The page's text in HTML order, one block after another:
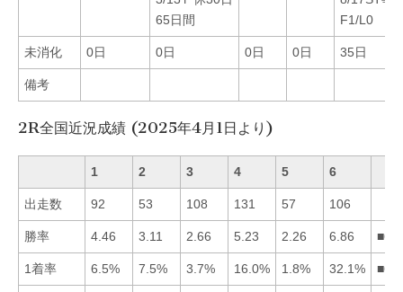
65日間
F1/L0
未消化 0日 0日 0日 0日 35日
備考
2R全国近況成績 (2025年4月1日より)
1 2 3 4 5 6
出走数 92 53 108 131 57 106
勝率 4.46 3.11 2.66 5.23 2.26 6.86
1着率 6.5% 7.5% 3.7% 16.0% 1.8% 32.1%